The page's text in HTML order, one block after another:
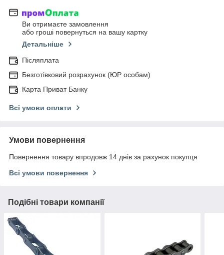
Ви отримаєте замовлення
або гроші повернуться на вашу картку
Детальніше
Післяплата
Безготівковий розрахунок (ЮР особам)
Карта Приват Банку
Всі умови оплати
Умови повернення
Повернення товару впродовж 14 днів за рахунок покупця
Всі умови повернення
Подібні товари компанії